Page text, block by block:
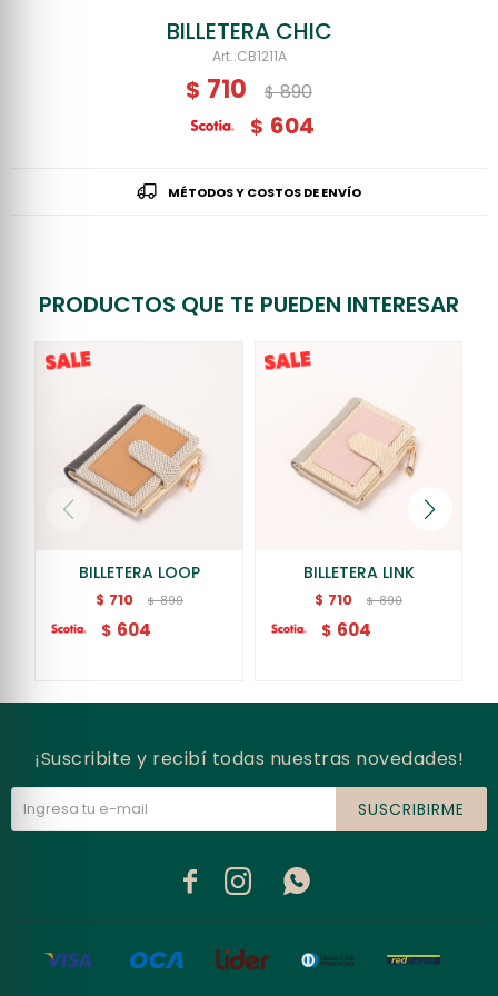
BILLETERA CHIC
CB1211A
$ 710 $ 890
$ 604
MÉTODOS Y COSTOS DE ENVÍO
PRODUCTOS QUE TE PUEDEN INTERESAR
BILLETERA LOOP
$ 710 $ 890
$ 604
BILLETERA LINK
$ 710 $ 890
$ 604
¡Suscribite y recibí todas nuestras novedades!
SUSCRIBIRME
  